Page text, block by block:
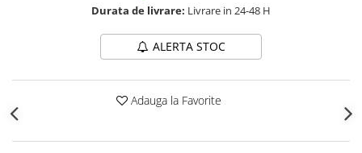
Durata de livrare: Livrare in 24-48 H
ALERTA STOC
Adauga la Favorite